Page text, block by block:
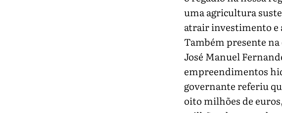
uma agricultura
atrair investimento e
Também presente
José Manuel
empreendimentos
governante referiu
oito milhões de